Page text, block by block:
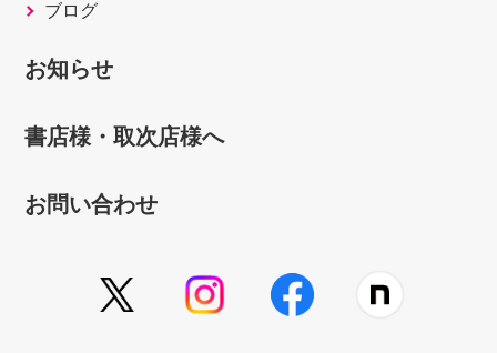
ブログ
お知らせ
書店様・取次店様へ
お問い合わせ